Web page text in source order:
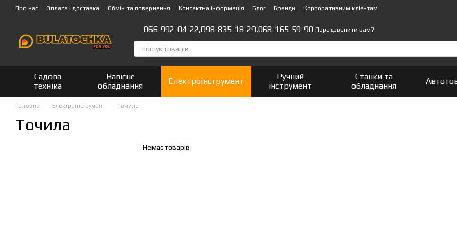
Перейти до основного контенту
Про нас Оплата і доставка Обмін та повернення Контактна інформація Блог Бренди Корпоративним клієнтам
066-992-04-22,098-835-18-29,068-165-59-90 Передзвонити вам?
Садова
техніка
Навісне
обладнання
Електроінструмент
Ручний
інструмент
Станки та
обладнання
Головна Електроінструмент Точила
Точила
Немає товарів